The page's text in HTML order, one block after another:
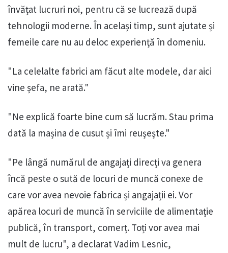
învățat lucruri noi, pentru că se lucrează după
tehnologii moderne. În același timp, sunt ajutate și
femeile care nu au deloc experienţă în domeniu.
"La celelalte fabrici am făcut alte modele, dar aici
vine șefa, ne arată."
"Ne explică foarte bine cum să lucrăm. Stau prima
dată la mașina de cusut și îmi reuşeşte."
"Pe lângă numărul de angajați direcți va genera
încă peste o sută de locuri de muncă conexe de
care vor avea nevoie fabrica și angajații ei. Vor
apărea locuri de muncă în serviciile de alimentație
publică, în transport, comerț. Toți vor avea mai
mult de lucru", a declarat Vadim Lesnic,